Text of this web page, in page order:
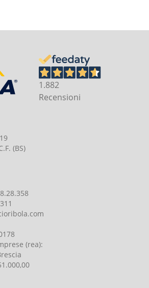
(BS)
1.882
Recensioni
(rea):